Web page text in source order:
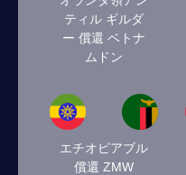
ティル ギルダ
ー 償還 ベトナ
ムドン
エチオピアブル
償還 ZMW